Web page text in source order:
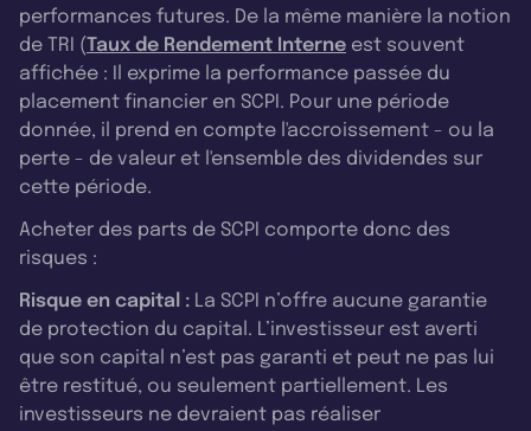
performances futures. De la même manière la notion
de TRI (Taux de Rendement Interne est souvent
affichée : Il exprime la performance passée du
placement financier en SCPI. Pour une période
donnée, il prend en compte l'accroissement - ou la
perte - de valeur et l'ensemble des dividendes sur
cette période.
Acheter des parts de SCPI comporte donc des
risques :
Risque en capital : La SCPI n’offre aucune garantie
de protection du capital. L’investisseur est averti
que son capital n’est pas garanti et peut ne pas lui
être restitué, ou seulement partiellement. Les
investisseurs ne devraient pas réaliser